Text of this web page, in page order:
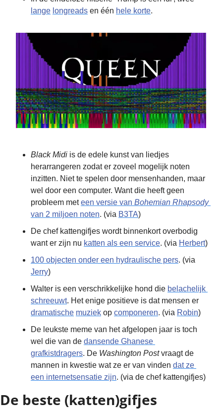
lange longreads en één hele korte.
Black Midi is de edele kunst van liedjes
herarrangeren zodat er zoveel mogelijk noten
inzitten. Niet te spelen door mensenhanden, maar
wel door een computer. Want die heeft geen
probleem met een versie van Bohemian Rhapsody
van 2 miljoen noten. (via B3TA)
De chef kattengifjes wordt binnenkort overbodig
want er zijn nu katten als een service. (via Herbert)
100 objecten onder een hydraulische pers
Jerry)
Walter is een verschrikkelijke hond die belachelijk
schreeuwt
dramatische muziek op componeren. (via Robin)
De leukste meme van het afgelopen jaar is toch
wel die van de dansende Ghanese
grafkistdragers. De Washington Post vraagt de
mannen in kwestie wat ze er van vinden dat ze
een internetsensatie zijn. (via de chef kattengifjes)
De beste (katten)gifjes